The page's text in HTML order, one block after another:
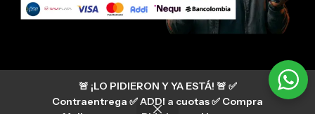
🚨 ¡LO PIDIERON Y YA ESTÁ! 🚨 ✅
Contraentrega ✅ ADDI a cuotas ✅ Compra
Si tienes algún tipo de duda, puedes consultar
nuestro centro de ayuda
hermanosliscano_10 Instagram